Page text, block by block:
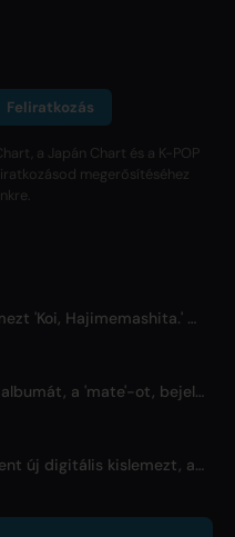
Feliratkozás
a Japán Chart és a K-POP
megerősítéséhez
=LOVE bejelent új kislemezt 'Koi, Hajimemashita.' címmel, és Tokiói Dóm koncerteket
AliA kiadja szünet utáni albumát, a 'mate'-ot, bejelenti Tokiói koncertjét
ShowMinorSavage bejelent új digitális kislemezt, a 'Gradation'-t